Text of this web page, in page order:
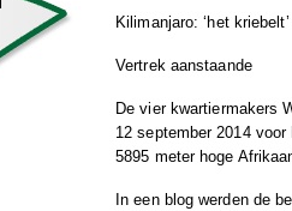
Kilimanjaro: ‘het kriebelt’
Vertrek aanstaande
De vier kwartiermakers
12 september 2014
5895 meter hoge
In een blog werden de